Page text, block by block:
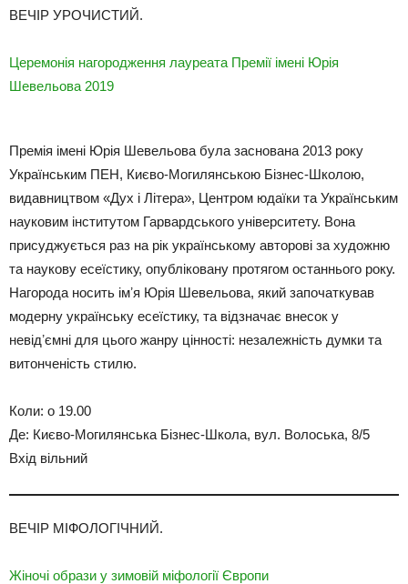
ВЕЧІР УРОЧИСТИЙ.
Церемонія нагородження лауреата Премії імені Юрія
Шевельова 2019
Премія імені Юрія Шевельова була заснована 2013 року
Українським ПЕН, Києво-Могилянською Бізнес-Школою,
видавництвом «Дух і Літера», Центром юдаїки та Українським
науковим інститутом Гарвардського університету. Вона
присуджується раз на рік українському авторові за художню
та наукову есеїстику, опубліковану протягом останнього року.
Нагорода носить імʼя Юрія Шевельова, який започаткував
модерну українську есеїстику, та відзначає внесок у
невідʼємні для цього жанру цінності: незалежність думки та
витонченість стилю.
Коли: о 19.00
Де: Києво-Могилянська Бізнес-Школа, вул. Волоська, 8/5
Вхід вільний
ВЕЧІР МІФОЛОГІЧНИЙ.
Жіночі образи у зимовій міфології Європи